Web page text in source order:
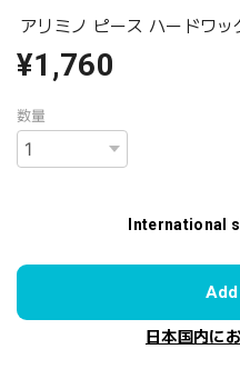
アリミノ ピース ハードワッ
¥1,760
数量
International
日本国内に